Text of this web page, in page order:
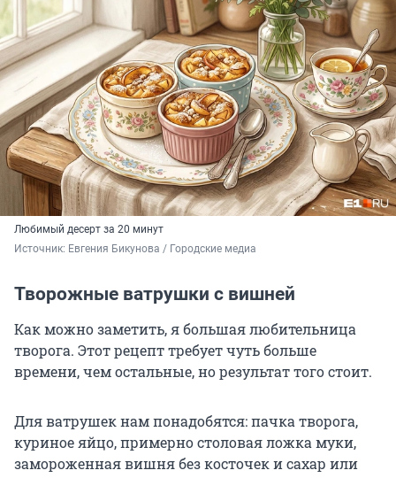
Любимый десерт за 20 минут
Источник: Евгения Бикунова / Городские медиа
Творожные ватрушки с вишней
Как можно заметить, я большая любительница
творога. Этот рецепт требует чуть больше
времени, чем остальные, но результат того стоит.
Для ватрушек нам понадобятся: пачка творога,
куриное яйцо, примерно столовая ложка муки,
замороженная вишня без косточек и сахар или